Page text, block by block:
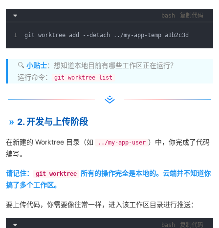
bash 复制代码
git worktree add --detach ../my-app-temp a1b2c3d
🔍 小贴士：想知道本地目前有哪些工作区正在运行？
运行命令：
git worktree list
2. 开发与上传阶段
在新建的 Worktree 目录（如 ../my-app-user ）中，你完成了代码
编写。
请记住： git worktree
所有的操作完全是本地的。云端并不知道你
搞了多个工作区。
要上传代码，你需要像往常一样，进入该工作区目录进行推送：
bash 复制代码